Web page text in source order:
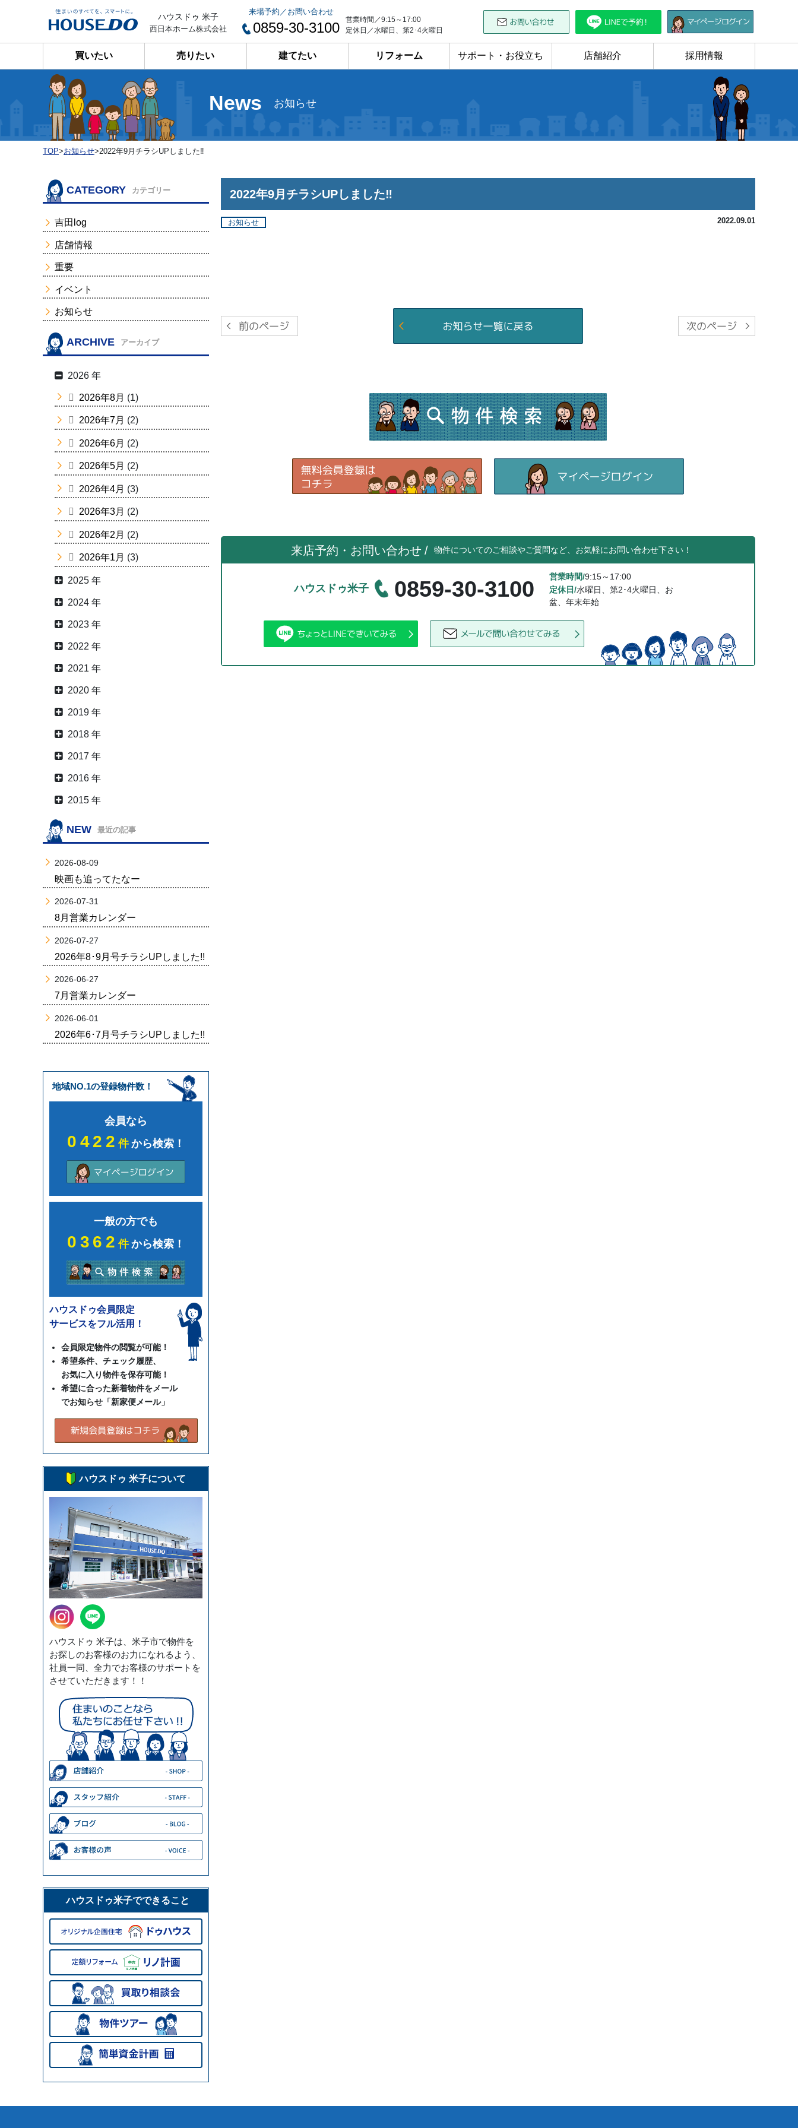
ハウスドゥ 米子
西日本ホーム株式会社
来場予約／お問い合わせ
0859-30-3100
営業時間／9:15～17:00
定休日／水曜日、第2･4火曜日
買いたい 売りたい 建てたい リフォーム サポート・お役立ち 店舗紹介 採用情報
News お知らせ
TOP>お知らせ>2022年9月チラシUPしました‼
2022年9月チラシUPしました‼
お知らせ 2022.09.01
来店予約・お問い合わせ / 物件についてのご相談やご質問など、お気軽にお問い合わせ下さい！
ハウスドゥ米子 0859-30-3100 営業時間/9:15～17:00
定休日/水曜日、第2･4火曜日、お
盆、年末年始
CATEGORY カテゴリー
吉田log
店舗情報
重要
イベント
お知らせ
ARCHIVE アーカイブ
2026 年
2026年8月 (1)
2026年7月 (2)
2026年6月 (2)
2026年5月 (2)
2026年4月 (3)
2026年3月 (2)
2026年2月 (2)
2026年1月 (3)
2025 年
2024 年
2023 年
2022 年
2021 年
2020 年
2019 年
2018 年
2017 年
2016 年
2015 年
NEW 最近の記事
2026-08-09
映画も追ってたなー
2026-07-31
8月営業カレンダー
2026-07-27
2026年8･9月号チラシUPしました!!
2026-06-27
7月営業カレンダー
2026-06-01
2026年6･7月号チラシUPしました!!
地域NO.1の登録物件数！
会員なら
0422件から検索！
一般の方でも
0362件から検索！
ハウスドゥ会員限定
サービスをフル活用！
会員限定物件の閲覧が可能！
希望条件、チェック履歴、
お気に入り物件を保存可能！
希望に合った新着物件をメール
でお知らせ「新家便メール」
ハウスドゥ 米子について
ハウスドゥ 米子は、米子市で物件を
お探しのお客様のお力になれるよう、
社員一同、全力でお客様のサポートを
させていただきます！！
ハウスドゥ米子でできること